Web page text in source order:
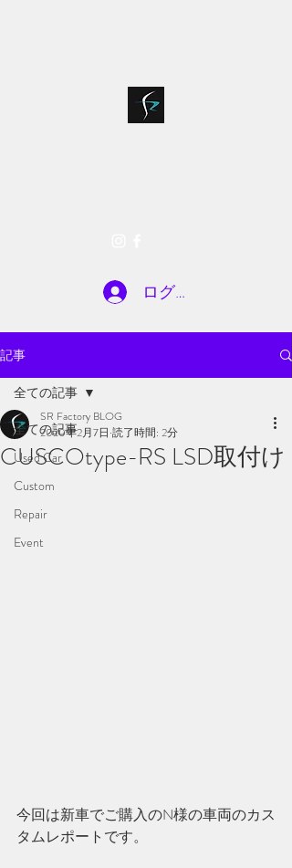
ログイン
記事
全ての記事
Used Car
Custom
Repair
Event
全ての記事
CUSCOtype-RS LSD取付け
SR Factory BLOG
2020年2月7日 読了時間: 2分
今回は新車でご購入のN様の車両のカス
タムレポートです。